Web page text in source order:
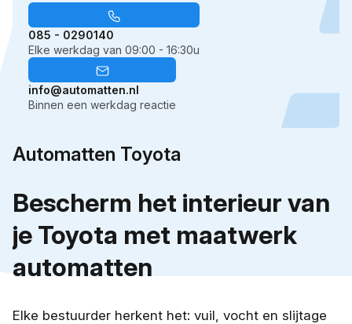
085 - 0290140
Elke werkdag van 09:00 - 16:30u
info@automatten.nl
Binnen een werkdag reactie
Automatten Toyota
Bescherm het interieur van
je Toyota met maatwerk
automatten
Elke bestuurder herkent het: vuil, vocht en slijtage